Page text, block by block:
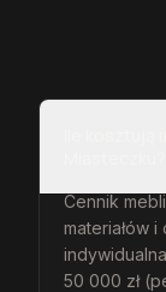
Cennik
materiałów
50 000 zł